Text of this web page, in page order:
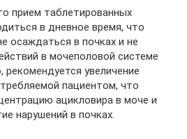
прием таблетированных
в дневное время, что
осаждаться в почках и не
в мочеполовой системе
рекомендуется увеличение
пациентом, что
ацикловира в моче и
нарушений в почках.